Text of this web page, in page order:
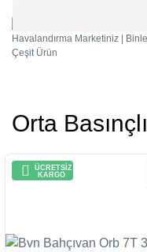
Orta
ÜCRETSİZ
KARGO